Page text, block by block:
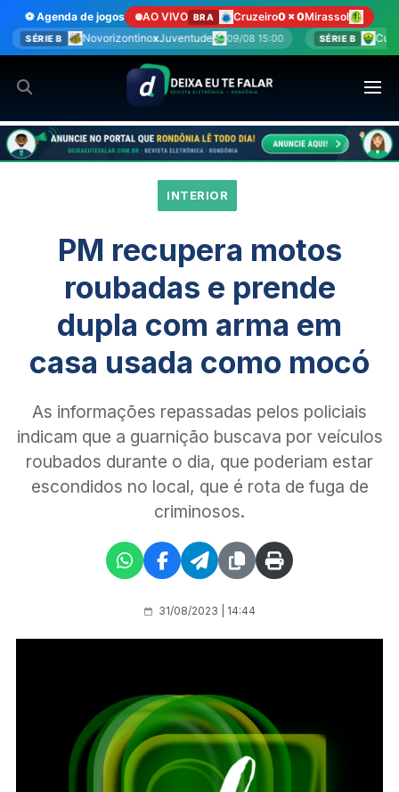
para
o
⚽ Agenda de jogos AO VIVO BRA Cruzeiro0 x 0Mirassol
xJuventude 09/08 15:00 SÉRIE B Cuiabá Fortaleza 09/08
INTERIOR
PM recupera motos
roubadas e prende
dupla com arma em
casa usada como mocó
As informações repassadas pelos policiais
indicam que a guarnição buscava por veículos
roubados durante o dia, que poderiam estar
escondidos no local, que é rota de fuga de
criminosos.
31/08/2023 | 14:44